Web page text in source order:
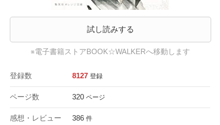
試し読みする
※電子書籍ストアBOOK☆WALKERへ移動します
登録数 8127 登録
ページ数 320 ページ
感想・レビュー 386 件